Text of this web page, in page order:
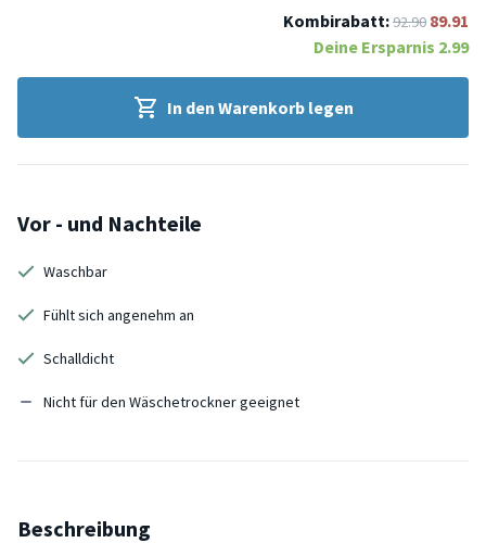
Kombirabatt:92.90 89.91
Deine Ersparnis 2.99
In den Warenkorb legen
Vor - und Nachteile
Waschbar
Fühlt sich angenehm an
Schalldicht
Nicht für den Wäschetrockner geeignet
Beschreibung